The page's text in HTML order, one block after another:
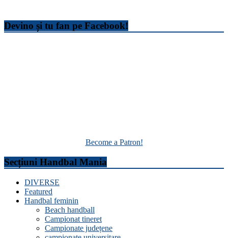
Devino și tu fan pe Facebook!
Become a Patron!
Secțiuni Handbal Mania
DIVERSE
Featured
Handbal feminin
Beach handball
Campionat tineret
Campionate județene